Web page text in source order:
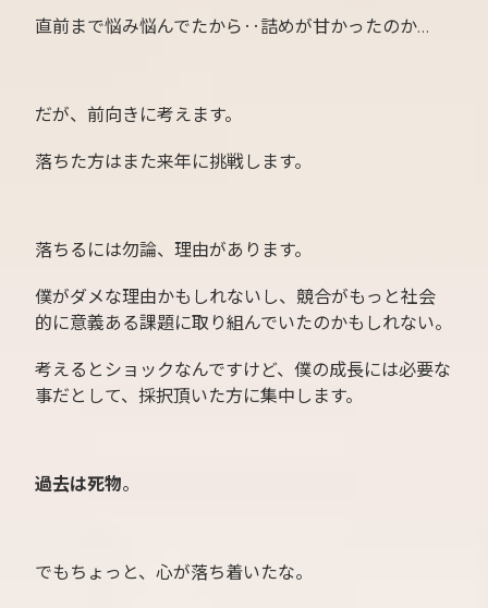
直前まで悩み悩んでたから‥詰めが甘かったのか…
だが、前向きに考えます。
落ちた方はまた来年に挑戦します。
落ちるには勿論、理由があります。
僕がダメな理由かもしれないし、競合がもっと社会
的に意義ある課題に取り組んでいたのかもしれない。
考えるとショックなんですけど、僕の成長には必要な
事だとして、採択頂いた方に集中します。
過去は死物。
でもちょっと、心が落ち着いたな。